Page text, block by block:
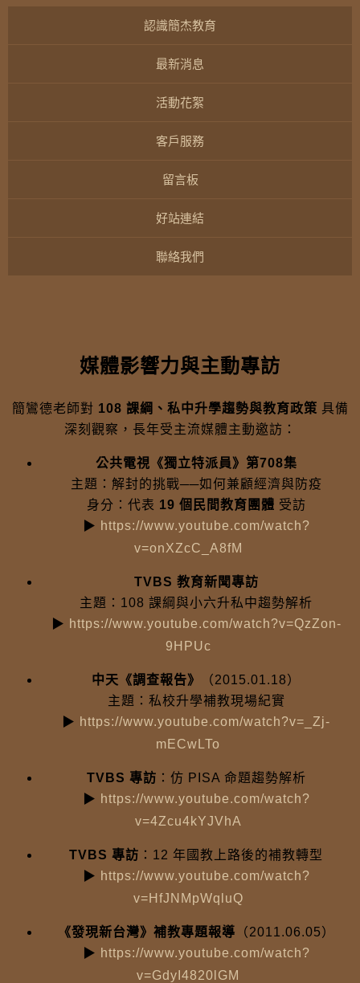
認識簡杰教育
最新消息
活動花絮
客戶服務
留言板
好站連結
聯絡我們
媒體影響力與主動專訪
簡鸞德老師對 108 課綱、私中升學趨勢與教育政策 具備
深刻觀察，長年受主流媒體主動邀訪：
公共電視《獨立特派員》第708集
主題：解封的挑戰──如何兼顧經濟與防疫
身分：代表 19 個民間教育團體 受訪
▶ https://www.youtube.com/watch?
v=onXZcC_A8fM
TVBS 教育新聞專訪
主題：108 課綱與小六升私中趨勢解析
▶ https://www.youtube.com/watch?v=QzZon-
9HPUc
中天《調查報告》
（2015.01.18）
主題：私校升學補教現場紀實
▶ https://www.youtube.com/watch?v=_Zj-
mECwLTo
TVBS 專訪 ：仿 PISA 命題趨勢解析
▶ https://www.youtube.com/watch?
v=4Zcu4kYJVhA
TVBS 專訪 ：12 年國教上路後的補教轉型
▶ https://www.youtube.com/watch?
v=HfJNMpWqluQ
《發現新台灣》補教專題報導 （2011.06.05）
▶ https://www.youtube.com/watch?
v=GdyI4820lGM